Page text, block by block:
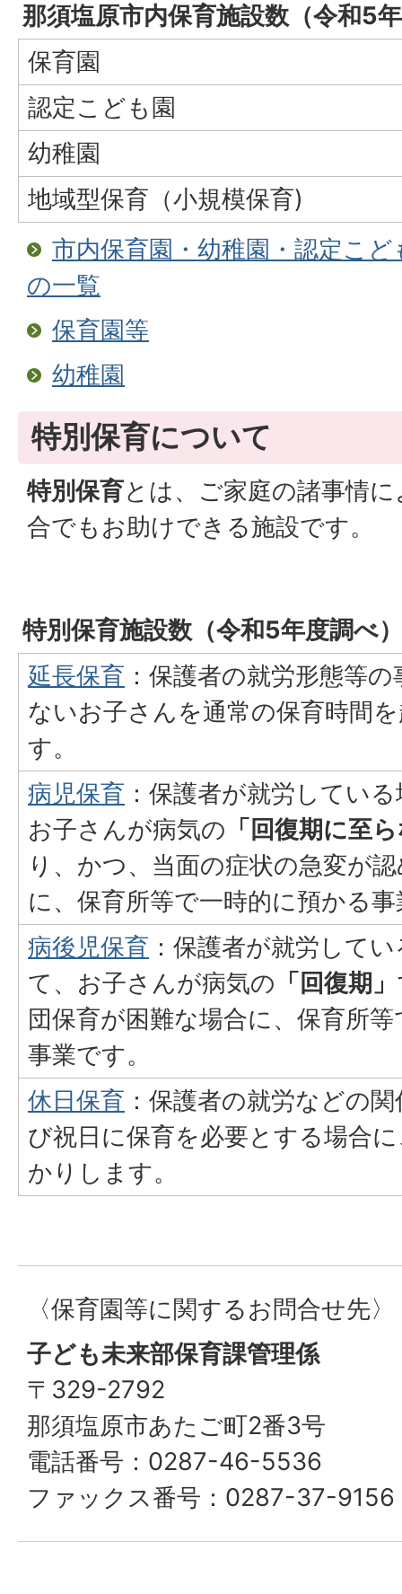
那須塩原市内保育施設数（令和5
保育園
認定こども園
幼稚園
地域型保育（小規模保育)
市内保育園・幼稚園・認定こ
の一覧
保育園等
幼稚園
特別保育について
特別保育とは、ご家庭の諸事情
合でもお助けできる施設です。
特別保育施設数（令和5年度調べ）
延長保育 ：保護者の就労形態等
ないお子さんを通常の保育時間
す。
病児保育 ：保護者が就労してい
お子さんが病気の 「回復期に至
り、かつ、当面の症状の急変が
に、保育所等で一時的に預かる
病後児保育 ：保護者が就労して
て、お子さんが病気の 「回復期」
団保育が困難な場合に、保育所
事業です。
休日保育 ：保護者の就労などの
び祝日に保育を必要とする場合
かりします。
〈保育園等に関するお問合せ先〉
子ども未来部保育課管理係
〒329-2792
那須塩原市あたご町2番3号
電話番号：0287-46-5536
ファックス番号：0287-37-9156